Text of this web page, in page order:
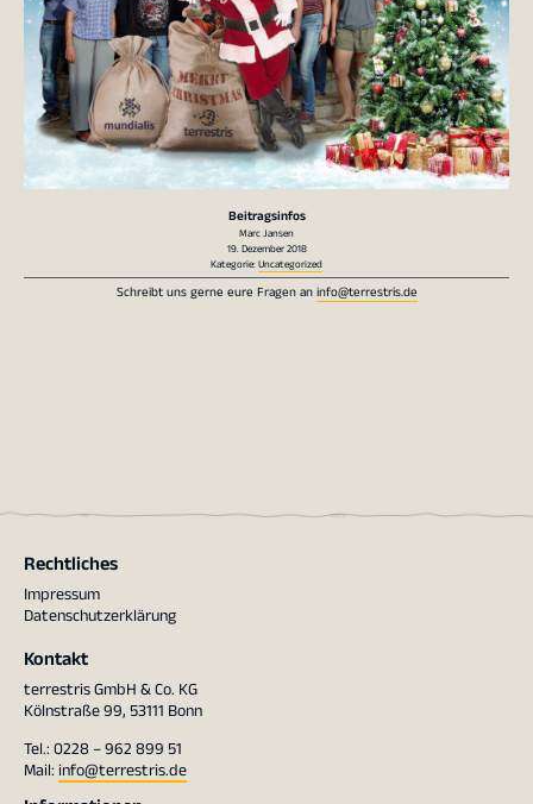
Beitragsinfos
Marc Jansen
19. Dezember 2018
Kategorie:Uncategorized
Schreibt uns gerne eure Fragen aninfo@terrestris.de
Rechtliches
Impressum
Datenschutzerklärung
Kontakt
terrestris GmbH & Co. KG
Kölnstraße 99, 53111 Bonn
Tel.: 0228 – 962 899 51
Mail: info@terrestris.de